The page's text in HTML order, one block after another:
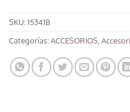
SKU:15341B
Categorías:ACCESORIOS,